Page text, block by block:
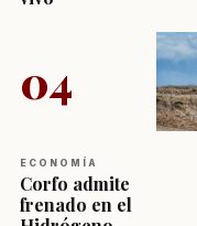
04
ECONOMÍA
Corfo admite
frenado en el